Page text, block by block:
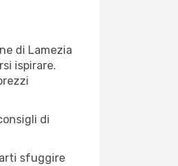
di Lamezia
ispirare.
di
sfuggire